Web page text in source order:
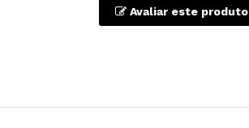
Avaliar este produto